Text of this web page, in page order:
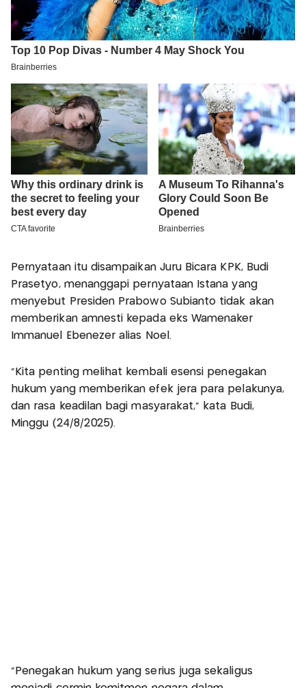
Pernyataan itu disampaikan Juru Bicara KPK, Budi
Prasetyo, menanggapi pernyataan Istana yang
menyebut Presiden Prabowo Subianto tidak akan
memberikan amnesti kepada eks Wamenaker
Immanuel Ebenezer alias Noel.
“Kita penting melihat kembali esensi penegakan
hukum yang memberikan efek jera para pelakunya,
dan rasa keadilan bagi masyarakat,” kata Budi,
Minggu (24/8/2025).
“Penegakan hukum yang serius juga sekaligus